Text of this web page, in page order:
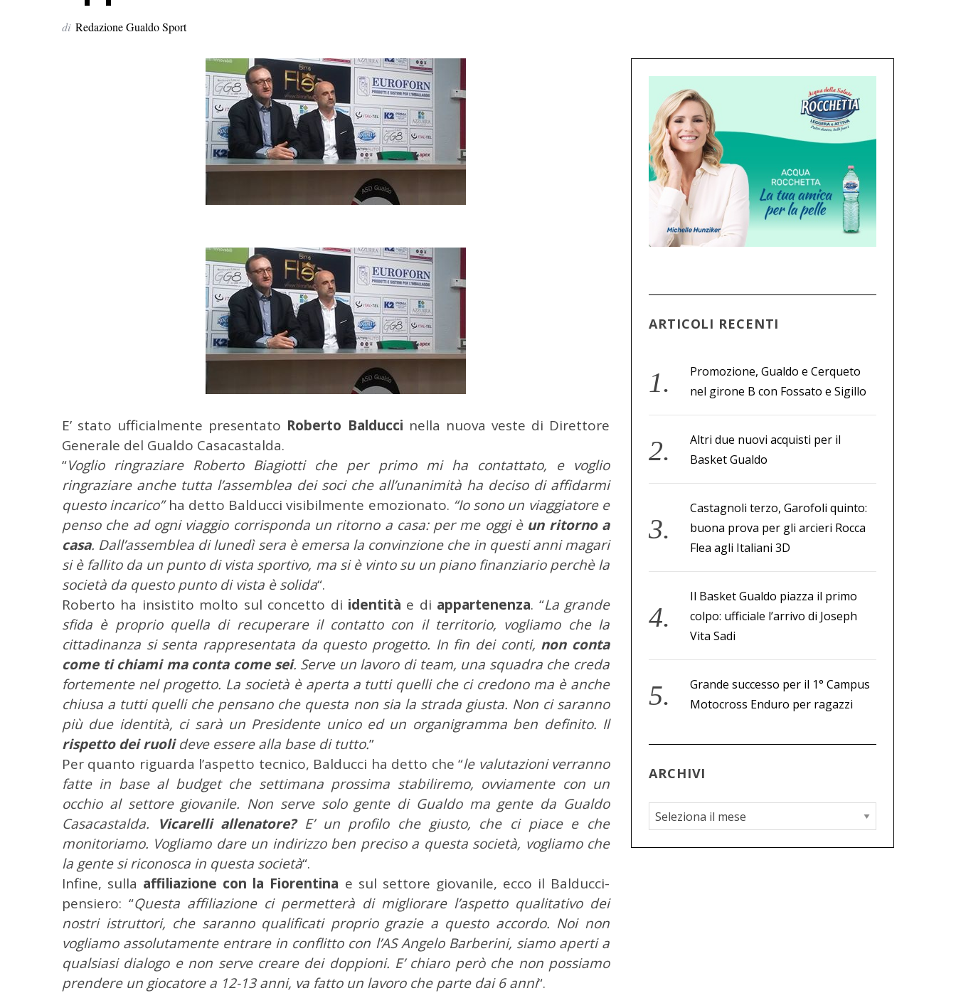
di Redazione Gualdo Sport
E’ stato ufficialmente presentato Roberto Balducci nella nuova veste di Direttore
Generale del Gualdo Casacastalda.
“Voglio ringraziare Roberto Biagiotti che per primo mi ha contattato, e voglio
ringraziare anche tutta l’assemblea dei soci che all’unanimità ha deciso di affidarmi
questo incarico”ha detto Balducci visibilmente emozionato. “Io sono un viaggiatore e
penso che ad ogni viaggio corrisponda un ritorno a casa: per me oggi è un ritorno a
casa. Dall’assemblea di lunedì sera è emersa la convinzione che in questi anni magari
si è fallito da un punto di vista sportivo, ma si è vinto su un piano finanziario perchè la
società da questo punto di vista è solida“.
Roberto ha insistito molto sul concetto di identità e di appartenenza. “La grande
sfida è proprio quella di recuperare il contatto con il territorio, vogliamo che la
cittadinanza si senta rappresentata da questo progetto. In fin dei conti, non conta
come ti chiami ma conta come sei. Serve un lavoro di team, una squadra che creda
fortemente nel progetto. La società è aperta a tutti quelli che ci credono ma è anche
chiusa a tutti quelli che pensano che questa non sia la strada giusta. Non ci saranno
più due identità, ci sarà un Presidente unico ed un organigramma ben definito. Il
rispetto dei ruolideve essere alla base di tutto.”
Per quanto riguarda l’aspetto tecnico, Balducci ha detto che “le valutazioni verranno
fatte in base al budget che settimana prossima stabiliremo, ovviamente con un
occhio al settore giovanile. Non serve solo gente di Gualdo ma gente da Gualdo
Casacastalda.
Vicarelli allenatore?E’ un profilo che giusto, che ci piace e che
monitoriamo. Vogliamo dare un indirizzo ben preciso a questa società, vogliamo che
la gente si riconosca in questa società“.
Infine, sulla affiliazione con la Fiorentina e sul settore giovanile, ecco il Balducci-
pensiero: “Questa affiliazione ci permetterà di migliorare l’aspetto qualitativo dei
nostri istruttori, che saranno qualificati proprio grazie a questo accordo. Noi non
vogliamo assolutamente entrare in conflitto con l’AS Angelo Barberini, siamo aperti a
qualsiasi dialogo e non serve creare dei doppioni. E’ chiaro però che non possiamo
prendere un giocatore a 12-13 anni, va fatto un lavoro che parte dai 6 anni“.
ARTICOLI RECENTI
Promozione, Gualdo e Cerqueto
nel girone B con Fossato e Sigillo
Altri due nuovi acquisti per il
Basket Gualdo
Castagnoli terzo, Garofoli quinto:
buona prova per gli arcieri Rocca
Flea agli Italiani 3D
Il Basket Gualdo piazza il primo
colpo: ufficiale l’arrivo di Joseph
Vita Sadi
Grande successo per il 1° Campus
Motocross Enduro per ragazzi
ARCHIVI
A
r
c
C
e
c
a
p
e
: